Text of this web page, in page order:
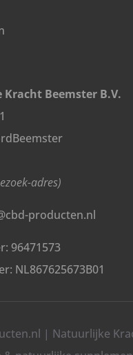
Beemster B.V.
adres)
producten.nl
96471573
NL867625673B01
| Natuurlijke